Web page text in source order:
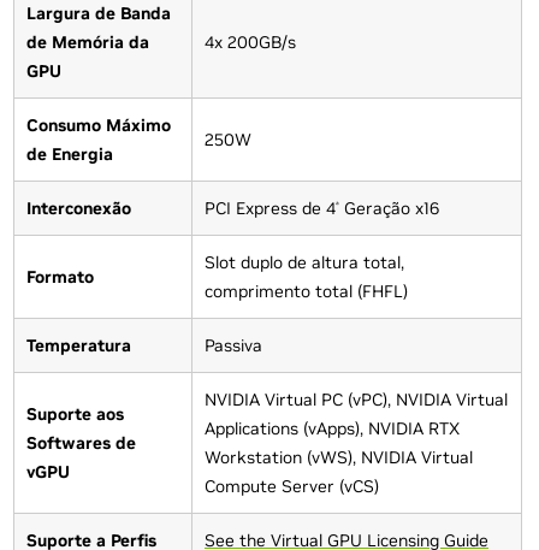
Largura de Banda
de Memória da
GPU
4x 200GB/s
Consumo Máximo
de Energia
250W
Interconexão PCI Express de 4ª Geração x16
Formato
Slot duplo de altura total,
comprimento total (FHFL)
Temperatura Passiva
Suporte aos
Softwares de
vGPU
NVIDIA Virtual PC (vPC), NVIDIA Virtual
Applications (vApps), NVIDIA RTX
Workstation (vWS), NVIDIA Virtual
Compute Server (vCS)
Suporte a Perfis
See the Virtual GPU Licensing Guide